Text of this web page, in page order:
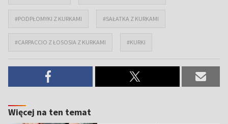
#PODPŁOMYKI Z KURKAMI #SAŁATKA Z KURKAMI
#CARPACCIO Z ŁOSOSIA Z KURKAMI #KURKI
Więcej na ten temat